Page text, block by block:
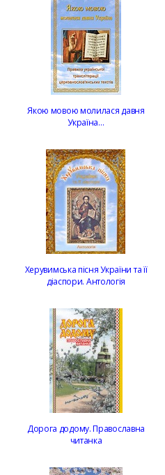
Якою мовою молилася давня
Україна…
Херувимська пісня України та її
діаспори. Антологія
Дорога додому. Православна
читанка